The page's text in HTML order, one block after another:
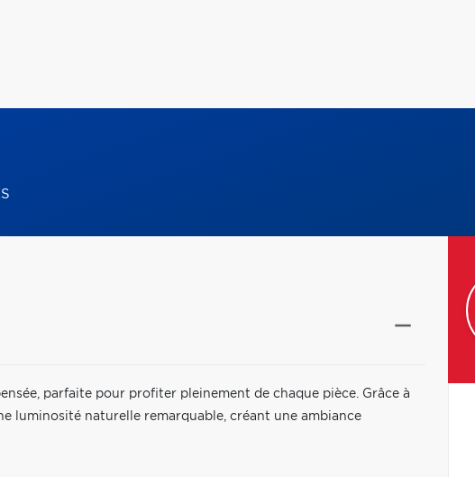
parfaite pour profiter pleinement de chaque pièce. Grâce à
luminosité naturelle remarquable, créant une ambiance